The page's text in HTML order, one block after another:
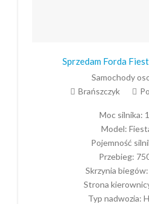
Sprzedam Forda
Samochody
Brańszczyk
Moc silnika:
Model:
Pojemność
Przebieg:
Skrzynia biegów:
Strona
Typ nadwozia: